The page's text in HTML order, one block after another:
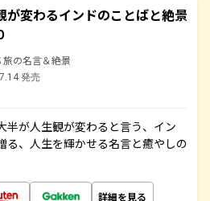
が変わるインドのことばと絶景
旅の名言＆絶景
発売
半が人生観が変わると言う、イン
る、人生を輝かせる名言と癒やしの
詳細を見る